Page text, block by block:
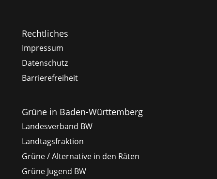
Rechtliches
Impressum
Datenschutz
Barrierefreiheit
Grüne in Baden-Württemberg
Landesverband BW
Landtagsfraktion
Grüne / Alternative in den Räten
Grüne Jugend BW